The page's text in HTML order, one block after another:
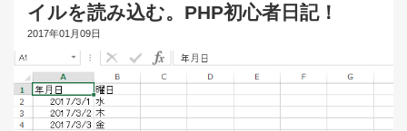
イルを読み込む。PHP初心者日記！
2017年01月09日